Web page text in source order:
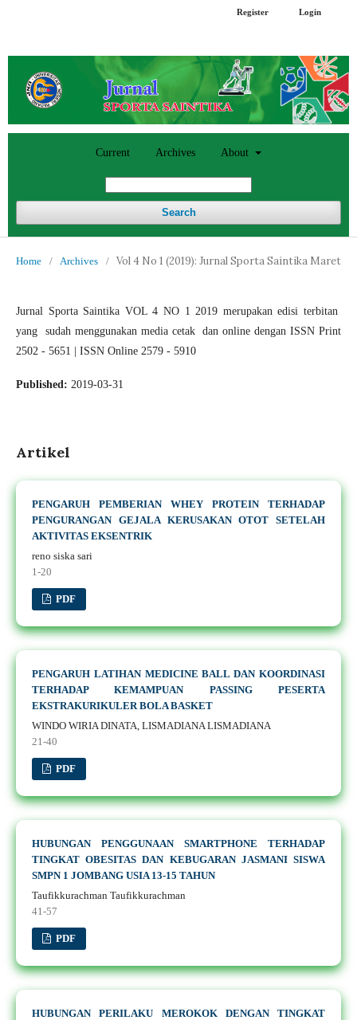
Current Archives About
Search
Register Login
Home / Archives / Vol 4 No 1 (2019): Jurnal Sporta Saintika Maret
Jurnal Sporta Saintika VOL 4 NO 1 2019 merupakan edisi terbitan
yang sudah menggunakan media cetak dan online dengan ISSN Print
2502 - 5651 | ISSN Online 2579 - 5910
Published: 2019-03-31
Artikel
PENGARUH PEMBERIAN WHEY PROTEIN TERHADAP
PENGURANGAN GEJALA KERUSAKAN OTOT SETELAH
AKTIVITAS EKSENTRIK
reno siska sari
1-20
PDF
PENGARUH LATIHAN MEDICINE BALL DAN KOORDINASI
TERHADAP KEMAMPUAN PASSING PESERTA
EKSTRAKURIKULER BOLA BASKET
WINDO WIRIA DINATA, LISMADIANA LISMADIANA
21-40
PDF
HUBUNGAN PENGGUNAAN SMARTPHONE TERHADAP
TINGKAT OBESITAS DAN KEBUGARAN JASMANI SISWA
SMPN 1 JOMBANG USIA 13-15 TAHUN
Taufikkurachman Taufikkurachman
41-57
PDF
HUBUNGAN PERILAKU MEROKOK DENGAN TINGKAT